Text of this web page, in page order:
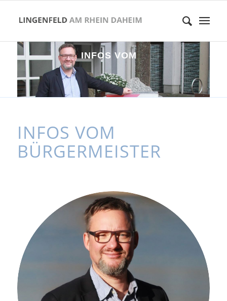
INFOS VOM
BÜ E RMEI TER
INFOS VOM
BÜRGERMEISTER